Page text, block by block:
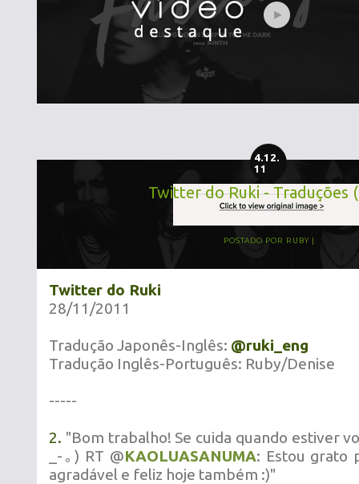
4.12.
11
Twitter do Ruki - Traduções
POSTADO POR RUBY
Twitter do Ruki
28/11/2011
Tradução Japonês-Inglês: @ruki_eng
Tradução Inglês-Português: Ruby/Denise
-----
2. "Bom trabalho! Se cuida quando estiver
_-｡) RT @KAOLUASANUMA: Estou grato
agradável e feliz hoje também :)"